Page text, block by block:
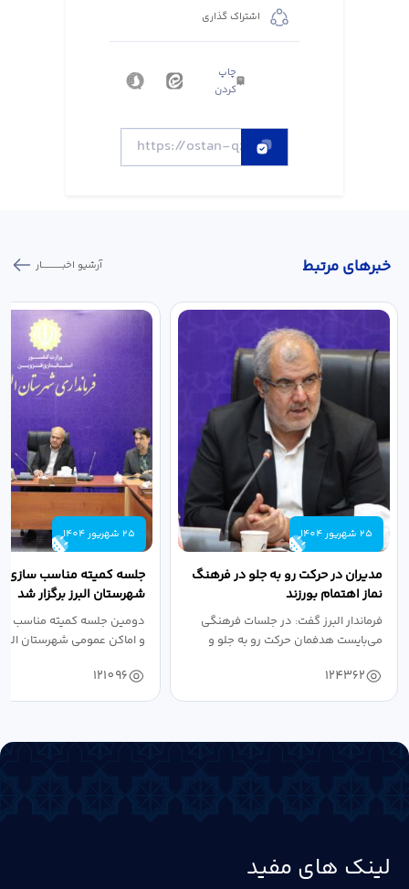
اشتراک گذاری
چاپ
کردن
خبر‌های مرتبط آرشیو اخبـــــــــــار
25 شهریور 1404
مدیران در حرکت رو به جلو در فرهنگ
نماز اهتمام بورزند
فرماندار البرز گفت: در جلسات فرهنگی
می‌بایست هدفمان حرکت رو به جلو و
124362
25 شهریور 1404
جلسه کمیته مناسب سازی
شهرستان البرز برگزار شد
دومین جلسه کمیته مناسب
و اماکن عمومی شهرستان
121096
لینک های مفید